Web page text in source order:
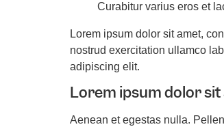
Curabitur varius eros et
Lorem ipsum dolor sit amet,
nostrud exercitation ullamco
adipiscing elit.
Lorem ipsum dolor
Aenean et egestas nulla.